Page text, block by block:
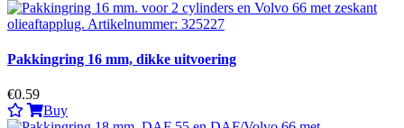
Pakkingring 16 mm, dikke uitvoering
€0.59
Buy